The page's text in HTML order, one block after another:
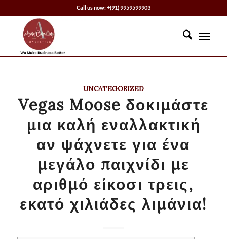
Call us now: +(91) 9959599903
UNCATEGORIZED
Vegas Moose δοκιμάστε
μια καλή εναλλακτική
αν ψάχνετε για ένα
μεγάλο παιχνίδι με
αριθμό είκοσι τρεις,
εκατό χιλιάδες λιμάνια!